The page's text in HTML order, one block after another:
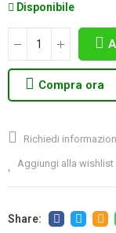
Disponibile
Compra ora
Richiedi
Aggiungi alla wishlist